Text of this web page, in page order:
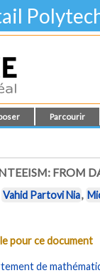
Parcourir
FROM
Vahid Partovi Nia,
pour ce document
de